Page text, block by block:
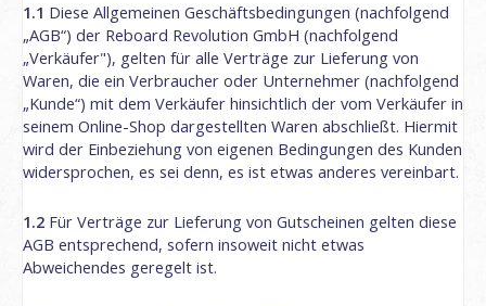
1.1 Diese Allgemeinen Geschäftsbedingungen (nachfolgend
„AGB“) der Reboard Revolution GmbH (nachfolgend
„Verkäufer"), gelten für alle Verträge zur Lieferung von
Waren, die ein Verbraucher oder Unternehmer (nachfolgend
„Kunde“) mit dem Verkäufer hinsichtlich der vom Verkäufer in
seinem Online-Shop dargestellten Waren abschließt. Hiermit
wird der Einbeziehung von eigenen Bedingungen des Kunden
widersprochen, es sei denn, es ist etwas anderes vereinbart.
1.2 Für Verträge zur Lieferung von Gutscheinen gelten diese
AGB entsprechend, sofern insoweit nicht etwas
Abweichendes geregelt ist.